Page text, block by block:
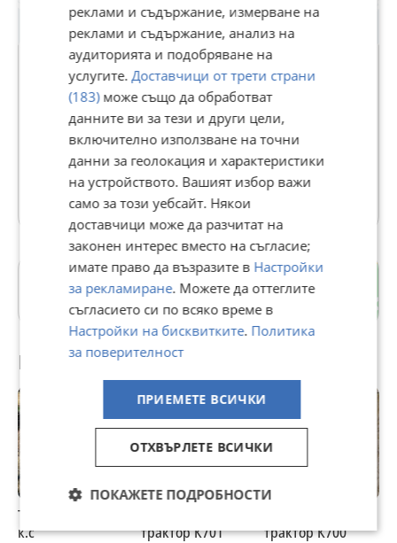
Тракторпартц ЕООД
В Bazar.BG от 04 февруари 2014г.
Последно активен 04 август в 01:12 ч.
32 Обяви
гр. Дулово
Силистра
Препоръчани за теб
Трактор Сорис 22
к.с
трактор К701
трактор К700
реклами и съдържание, измерване на
реклами и съдържание, анализ на
аудиторията и подобряване на
услугите. Доставчици от трети страни
(183)може също да обработват
данните ви за тези и други цели,
включително използване на точни
данни за геолокация и характеристики
на устройството. Вашият избор важи
само за този уебсайт. Някои
доставчици може да разчитат на
законен интерес вместо на съгласие;
имате право да възразите в Настройки
за рекламиране. Можете да оттеглите
съгласието си по всяко време в
Настройки на бисквитките. Политика
за поверителност
ПРИЕМЕТЕ ВСИЧКИ
ОТХВЪРЛЕТЕ ВСИЧКИ
ПОКАЖЕТЕ ПОДРОБНОСТИ